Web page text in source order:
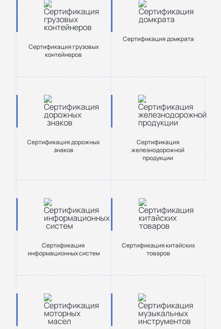
Сертификация грузовых
контейнеров
Сертификация домкрата
Сертификация дорожных
знаков
Сертификация
железнодорожной
продукции
Сертификация
информационных систем
Сертификация китайских
товаров